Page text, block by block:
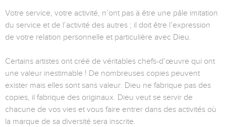
Votre service, votre activité, n’ont pas à être une pâle imitation
du service et de l’activité des autres ; il doit être l’expression
de votre relation personnelle et particulière avec Dieu.
Certains artistes ont créé de véritables chefs-d’œuvre qui ont
une valeur inestimable ! De nombreuses copies peuvent
exister mais elles sont sans valeur. Dieu ne fabrique pas des
copies, il fabrique des originaux. Dieu veut se servir de
chacune de vos vies et vous faire entrer dans des activités où
la marque de sa diversité sera inscrite.